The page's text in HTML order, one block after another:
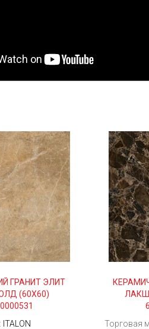
ГРАНИТ ЭЛИТ
(60Х60)
ITALON
Торговая